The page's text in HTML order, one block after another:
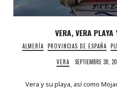
VERA, VERA PLAYA
ALMERÍA PROVINCIAS DE ESPAÑA
VERA
SEPTIEMBRE 30,
Vera y su playa, así como